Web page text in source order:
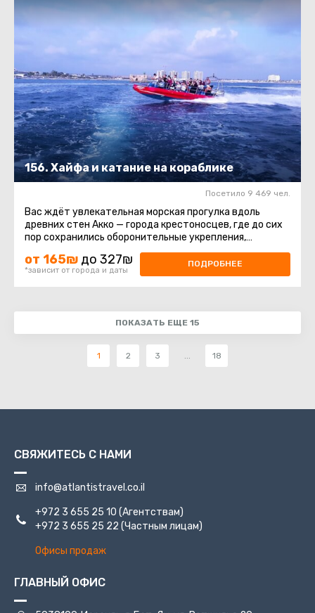
156. Хайфа и катание на кораблике
Посетило 9 469 чел.
Вас ждёт увлекательная морская прогулка вдоль
древних стен Акко — города крестоносцев, где до сих
пор сохранились оборонительные укрепления,
постройки и восточный ...
от 165₪ до 327₪
*зависит от города и даты
ПОДРОБНЕЕ
ПОКАЗАТЬ ЕЩЕ 15
1 2 3 18
СВЯЖИТЕСЬ С НАМИ
info@atlantistravel.co.il
+972 3 655 25 10 (Агентствам)
+972 3 655 25 22 (Частным лицам)
Офисы продаж
ГЛАВНЫЙ ОФИС